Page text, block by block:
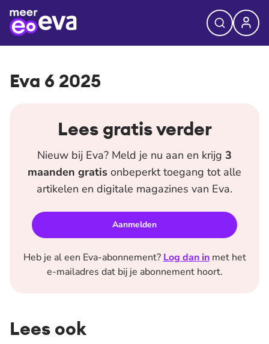
Eva 6 2025
Lees gratis verder
Nieuw bij Eva? Meld je nu aan en krijg 3
maanden gratis onbeperkt toegang tot alle
artikelen en digitale magazines van Eva.
Aanmelden
Heb je al een Eva-abonnement? Log dan in met het
e-mailadres dat bij je abonnement hoort.
Lees ook